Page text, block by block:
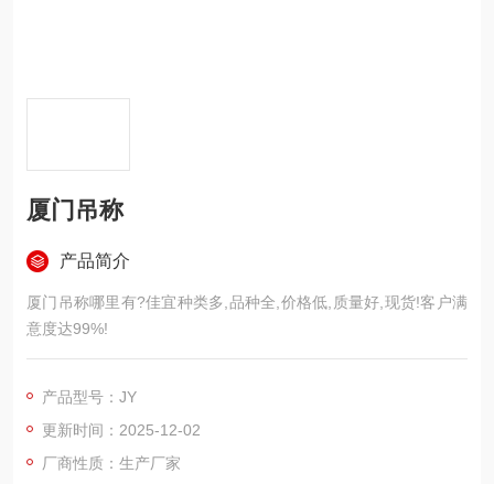
厦门吊称
产品简介
厦门吊称哪里有?佳宜种类多,品种全,价格低,质量好,现货!客户满
意度达99%!
产品型号：JY
更新时间：2025-12-02
厂商性质：生产厂家